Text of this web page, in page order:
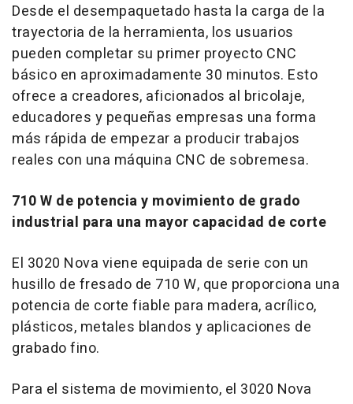
Desde el desempaquetado hasta la carga de la
trayectoria de la herramienta, los usuarios
pueden completar su primer proyecto CNC
básico en aproximadamente 30 minutos. Esto
ofrece a creadores, aficionados al bricolaje,
educadores y pequeñas empresas una forma
más rápida de empezar a producir trabajos
reales con una máquina CNC de sobremesa.
710 W de potencia y movimiento de grado
industrial para una mayor capacidad de corte
El 3020 Nova viene equipada de serie con un
husillo de fresado de 710 W, que proporciona una
potencia de corte fiable para madera, acrílico,
plásticos, metales blandos y aplicaciones de
grabado fino.
Para el sistema de movimiento, el 3020 Nova